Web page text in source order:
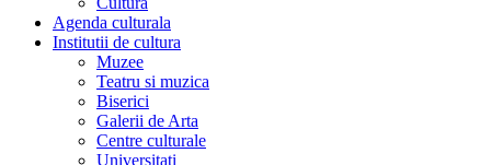
Agenda culturala
Institutii de cultura
Muzee
Teatru si muzica
Biserici
Galerii de Arta
Centre culturale
Universitati